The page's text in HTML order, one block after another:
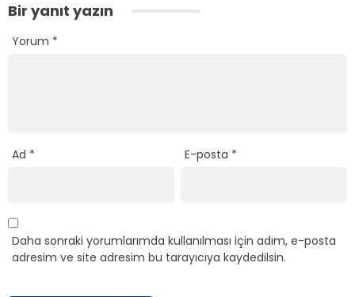
Bir yanıt yazın
Yorum *
Ad * E-posta *
Daha sonraki yorumlarımda kullanılması için adım, e-posta
adresim ve site adresim bu tarayıcıya kaydedilsin.